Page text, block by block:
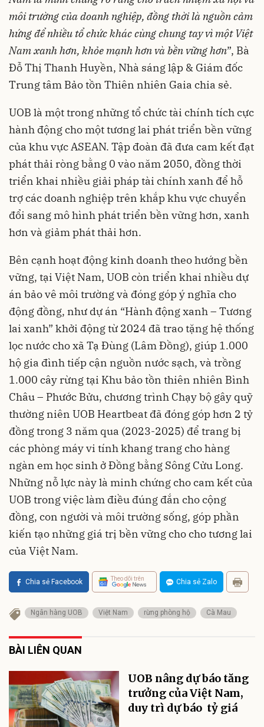
môi trường của doanh nghiệp, đồng thời là nguồn cảm
hứng để nhiều tổ chức khác cùng chung tay vì một Việt
Nam xanh hơn, khỏe mạnh hơn và bền vững hơn”, Bà
Đỗ Thị Thanh Huyền, Nhà sáng lập & Giám đốc
Trung tâm Bảo tồn Thiên nhiên Gaia chia sẻ.
UOB là một trong những tổ chức tài chính tích cực
hành động cho một tương lai phát triển bền vững
của khu vực ASEAN. Tập đoàn đã đưa cam kết đạt
phát thải ròng bằng 0 vào năm 2050, đồng thời
triển khai nhiều giải pháp tài chính xanh để hỗ
trợ các doanh nghiệp trên khắp khu vực chuyển
đổi sang mô hình phát triển bền vững hơn, xanh
hơn và giảm phát thải hơn.
Bên cạnh hoạt động kinh doanh theo hướng bền
vững, tại Việt Nam, UOB còn triển khai nhiều dự
án bảo vê môi trường và đóng góp ý nghĩa cho
động đồng, như dự án “Hành động xanh – Tương
lai xanh” khởi động từ 2024 đã trao tặng hệ thống
lọc nước cho xã Tạ Đùng (Lâm Đồng), giúp 1.000
hộ gia đình tiếp cận nguồn nước sạch, và trồng
1.000 cây rừng tại Khu bảo tồn thiên nhiên Bình
Châu – Phước Bửu, chương trình Chạy bộ gây quỹ
thường niên UOB Heartbeat đã đóng góp hơn 2 tỷ
đồng trong 3 năm qua (2023-2025) để trang bị
các phòng máy vi tính khang trang cho hàng
ngàn em học sinh ở Đồng bằng Sông Cửu Long.
Những nỗ lực này là minh chứng cho cam kết của
UOB trong việc làm điều đúng đắn cho cộng
đồng, con người và môi trường sống, góp phần
kiến tạo những giá trị bền vững cho cho tương lai
của Việt Nam.
Chia sẻ Facebook Theo dõi trên Chia sẻ Zalo
Ngân hàng UOB Việt Nam rừng phòng hộ Cà Mau
BÀI LIÊN QUAN
UOB nâng dự báo tăng
trưởng của Việt Nam,
duy trì dự báo tỷ giá